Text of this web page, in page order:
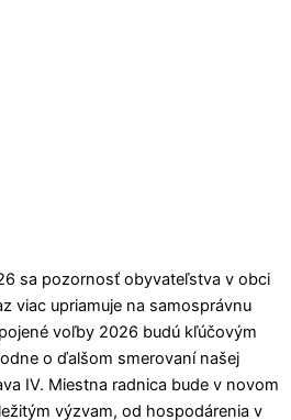
sa pozornosť obyvateľstva v obci
viac upriamuje na samosprávnu
voľby 2026 budú kľúčovým
o ďalšom smerovaní našej
IV. Miestna radnica bude v novom
výzvam, od hospodárenia v